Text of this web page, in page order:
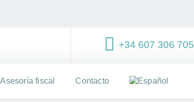
+34 607 306 705
Asesoría fiscal Contacto